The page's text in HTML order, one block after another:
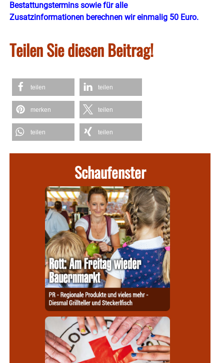
Bestattungstermins sowie für alle
Zusatzinformationen berechnen wir einmalig 50 Euro.
Teilen Sie diesen Beitrag!
teilen teilen
merken teilen
teilen teilen
Schaufenster